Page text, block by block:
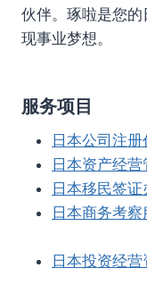
伙伴。琢啦是您
现事业梦想。
服务项目
日本公司注册
日本资产经营
日本移民签证
日本商务考察
日本投资经营